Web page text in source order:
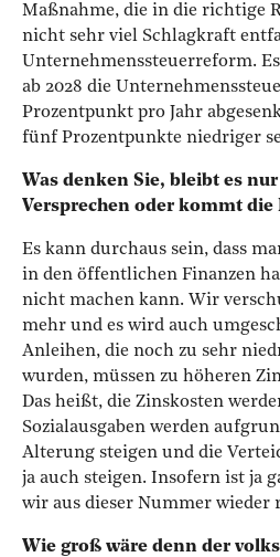
Maßnahme, die in die richtige
nicht sehr viel Schlagkraft
Unternehmenssteuerreform.
ab 2028 die
Prozentpunkt pro Jahr
fünf Prozentpunkte niedriger
Was denken Sie, bleibt es
Versprechen oder kommt
Es kann durchaus sein, dass
in den öffentlichen Finanzen
nicht machen kann. Wir
mehr und es wird auch
Anleihen, die noch zu sehr
wurden, müssen zu höheren
Das heißt, die Zinskosten
Sozialausgaben werden
Alterung steigen und die
ja auch steigen. Insofern ist ja
wir aus dieser Nummer wieder
Wie groß wäre denn der